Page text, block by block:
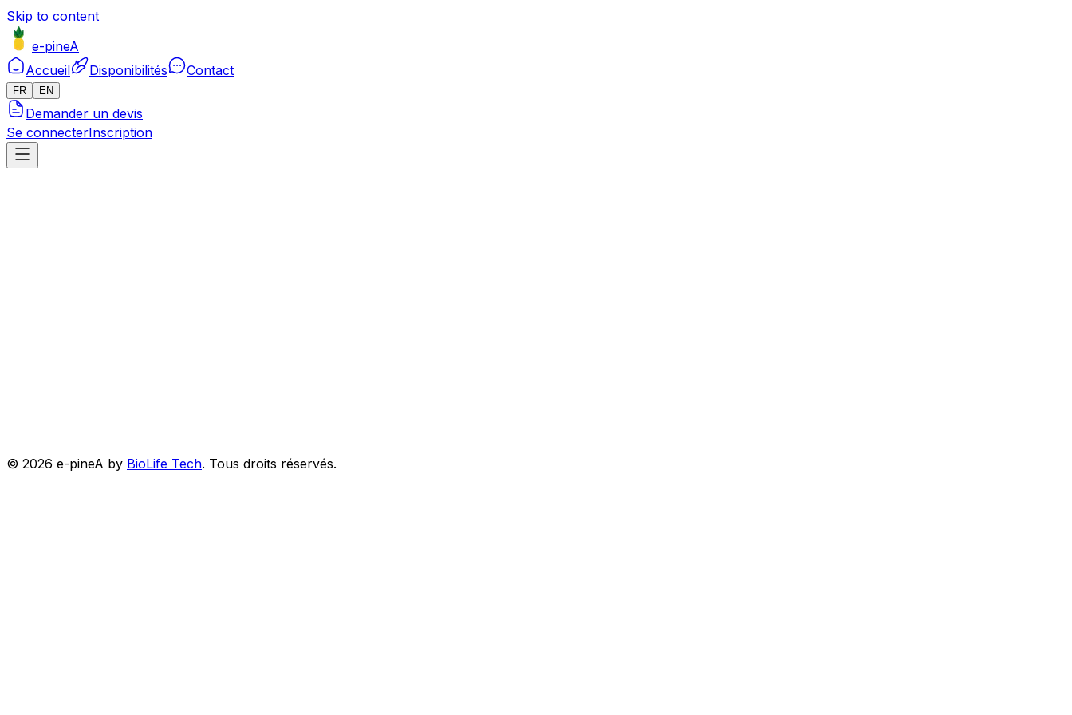
Skip to content
e-pineA
Accueil
Disponibilités Contact
FR EN
Demander un devis
Se connecterInscription
© 2026 e-pineA by BioLife Tech. Tous droits réservés.